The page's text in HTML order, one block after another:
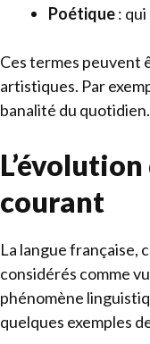
Poétique:
Ces termes peuvent
artistiques. Par
banalité du quotidien.
courant
La langue française,
considérés comme
phénomène
quelques exemples